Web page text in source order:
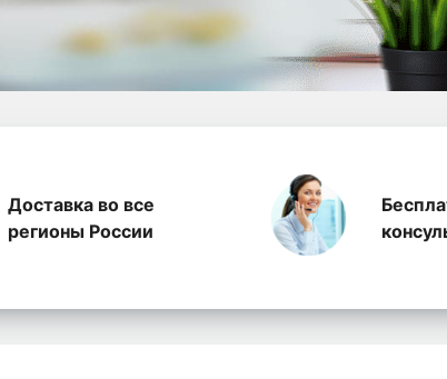
полиэтилена,
Доставка во все
регионы России